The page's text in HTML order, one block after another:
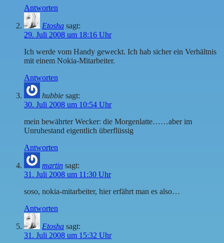
Antworten
Etosha sagt:
29. Juli 2008 um 18:16 Uhr
Ich werde vom Handy geweckt. Ich hab sicher ein Verhältnis
mit einem Nokia-Mitarbeiter.
Antworten
hubbie sagt:
30. Juli 2008 um 10:54 Uhr
mein bewährter Wecker: die Morgenlatte……aber im
Unruhestand eigentlich überflüssig
Antworten
martin sagt:
31. Juli 2008 um 11:30 Uhr
soso, nokia-mitarbeiter, hier erfährt man es also…
Antworten
Etosha sagt:
31. Juli 2008 um 15:32 Uhr